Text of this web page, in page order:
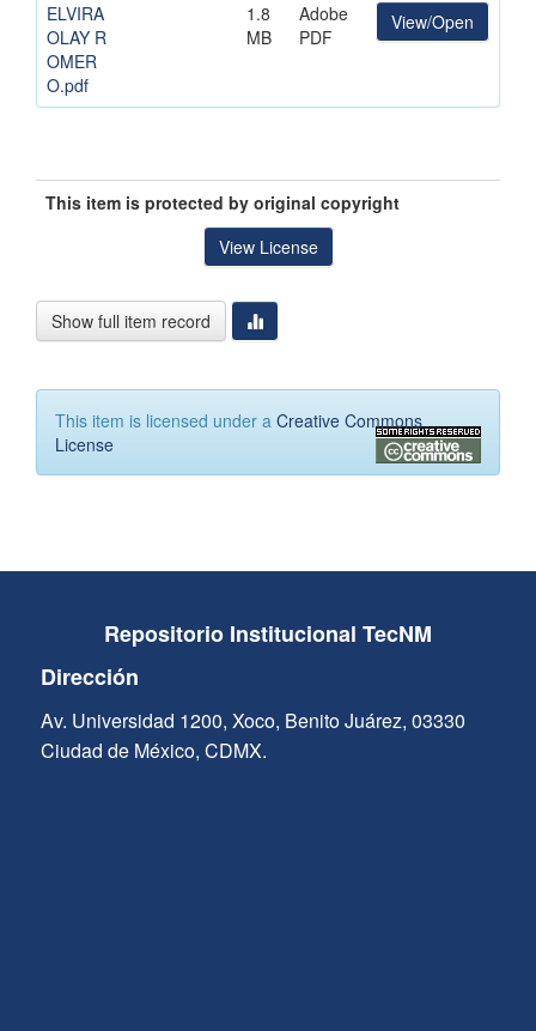
ELVIRA
OLAY R
OMER
O.pdf
1.8
MB
Adobe
PDF
View/Open
This item is protected by original copyright
View License
Show full item record
This item is licensed under a Creative Commons
License
Repositorio Institucional TecNM
Dirección
Av. Universidad 1200, Xoco, Benito Juárez, 03330
Ciudad de México, CDMX.